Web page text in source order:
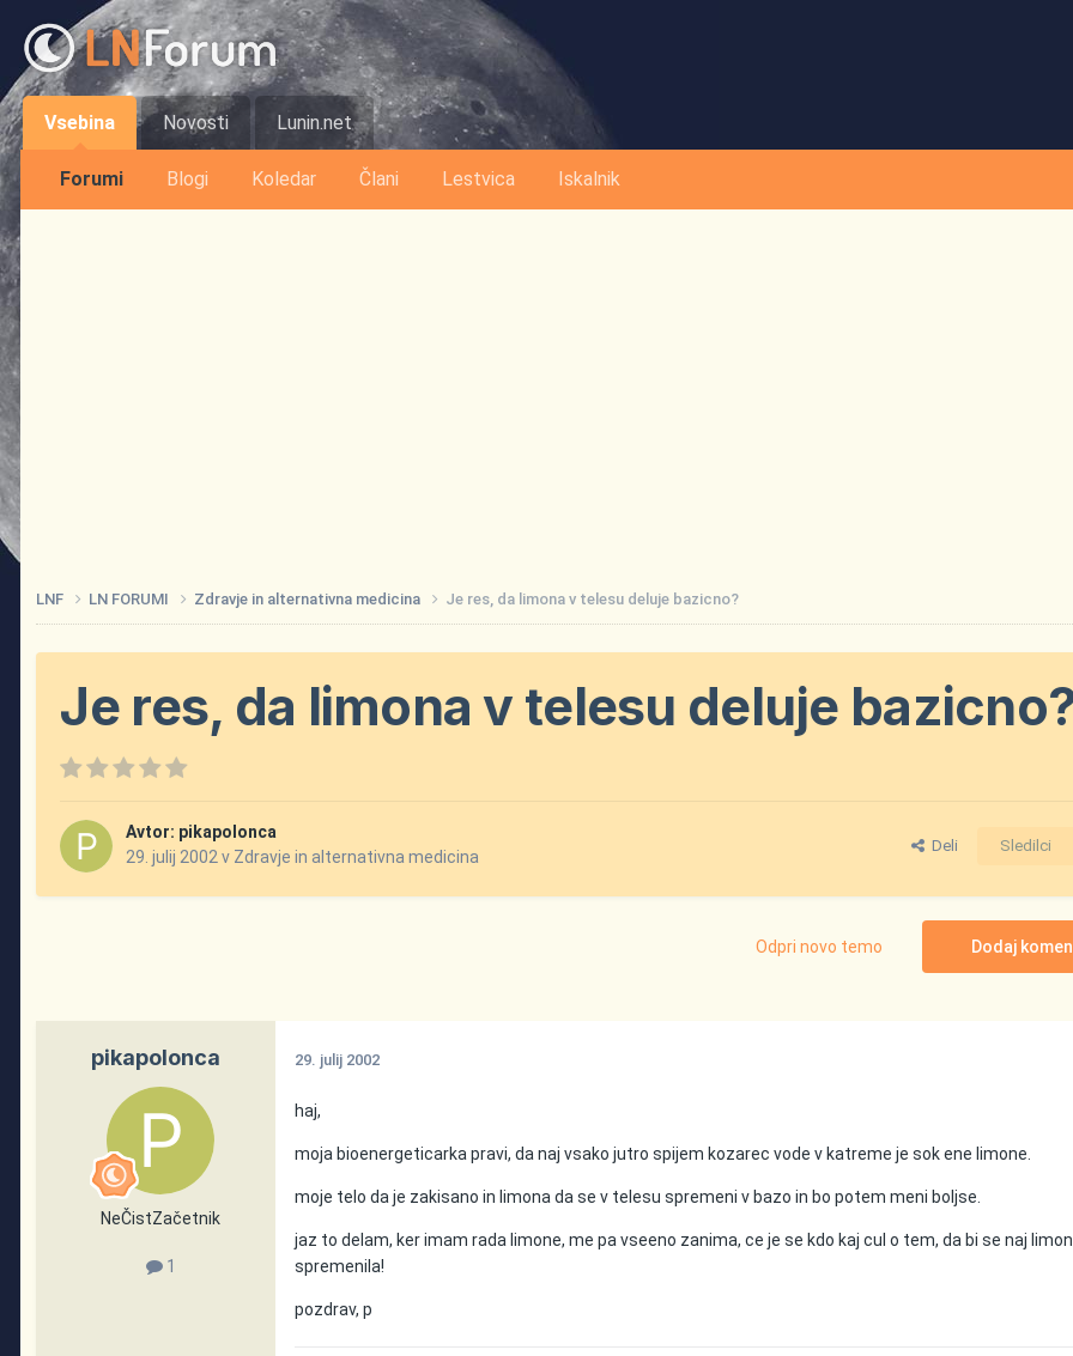
Vsebina
Forumi Blogi Koledar Člani Lestvica Iskalnik
Novosti Lunin.net
LNF LN FORUMI Zdravje in alternativna medicina Je res, da limona v telesu deluje bazicno?
Je res, da limona v telesu deluje
Avtor: pikapolonca
29. julij 2002 v Zdravje in alternativna medicina
Deli Sledilci
Dodaj
Odpri novo temo
pikapolonca
NeČistZačetnik
1
29. julij 2002
haj,
moja bioenergeticarka pravi, da naj vsako jutro spijem kozarec vode v katreme je sok ene limone.
moje telo da je zakisano in limona da se v telesu spremeni v bazo in bo potem meni boljse.
jaz to delam, ker imam rada limone, me pa vseeno zanima, ce je se kdo kaj cul o tem, da bi se naj
spremenila!
pozdrav, p